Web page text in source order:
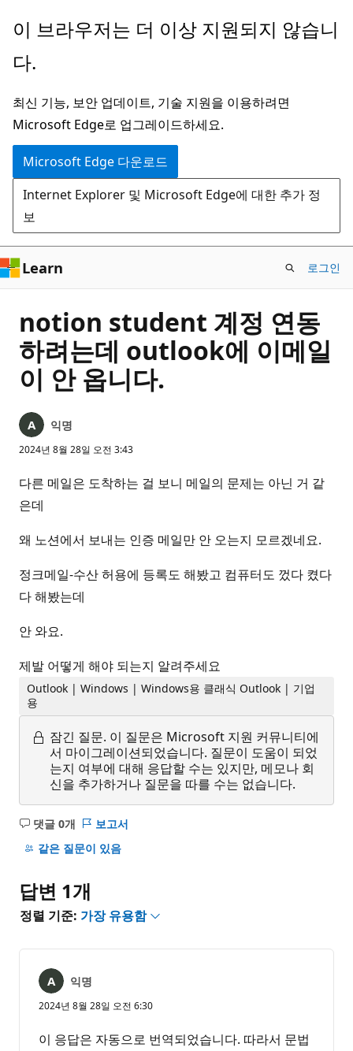
주
콘
츠
로
건
너
뛰
기
이 브라우저는 더 이상 지원되지 않습니
다.
최신 기능, 보안 업데이트, 기술 지원을 이용하려면
Microsoft Edge로 업그레이드하세요.
Microsoft Edge 다운로드
Internet Explorer 및 Microsoft Edge에 대한 추가 정
보
Learn 로그인
notion student 계정 연동
하려는데 outlook에 이메일
이 안 옵니다.
익명
2024년 8월 28일 오전 3:43
다른 메일은 도착하는 걸 보니 메일의 문제는 아닌 거 같
은데
왜 노션에서 보내는 인증 메일만 안 오는지 모르겠네요.
정크메일-수산 허용에 등록도 해봤고 컴퓨터도 껐다 켰다
다 해봤는데
안 와요.
제발 어떻게 해야 되는지 알려주세요
Outlook | Windows | Windows용 클래식 Outlook | 기업
용
잠긴 질문. 이 질문은 Microsoft 지원 커뮤니티에
서 마이그레이션되었습니다. 질문이 도움이 되었
는지 여부에 대해 응답할 수는 있지만, 메모나 회
신을 추가하거나 질문을 따를 수는 없습니다.
댓글 0개
설
명
음
보고서
같은 질문이 있음
답변 1개
정렬 기준: 가장 유용함
익명
2024년 8월 28일 오전 6:30
이 응답은 자동으로 번역되었습니다. 따라서 문법